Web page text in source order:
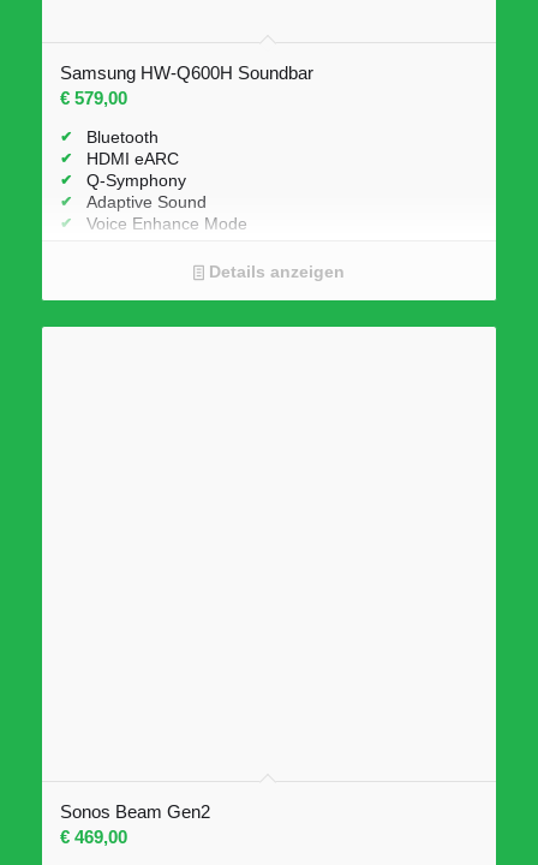
Samsung HW-Q600H Soundbar
€579,00
Bluetooth
HDMI eARC
Q-Symphony
Adaptive Sound
Voice Enhance Mode
Details anzeigen
Sonos Beam Gen2
€469,00